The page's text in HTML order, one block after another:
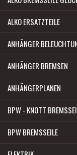
ALKO ERSATZTEILE
ANHÄNGER
ANHÄNGER BREMSEN
ANHÄNGERPLANEN
BPW - KNOTT
BPW BREMSSEILE